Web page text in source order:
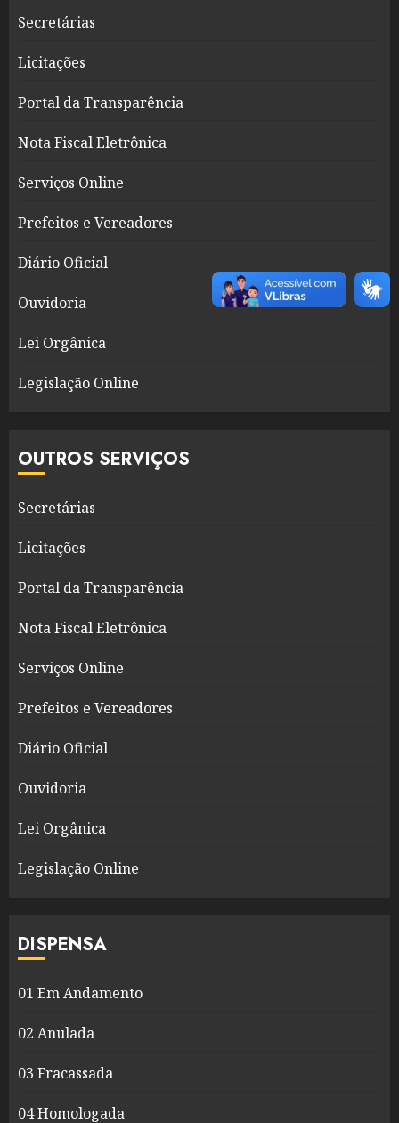
Secretárias
Licitações
Portal da Transparência
Nota Fiscal Eletrônica
Serviços Online
Prefeitos e Vereadores
Diário Oficial
Ouvidoria
Lei Orgânica
Legislação Online
OUTROS SERVIÇOS
Secretárias
Licitações
Portal da Transparência
Nota Fiscal Eletrônica
Serviços Online
Prefeitos e Vereadores
Diário Oficial
Ouvidoria
Lei Orgânica
Legislação Online
DISPENSA
01 Em Andamento
02 Anulada
03 Fracassada
04 Homologada